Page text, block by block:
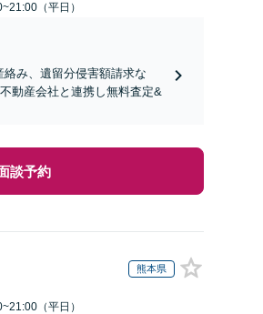
（平日）
み、遺留分侵害額請求な
動産会社と連携し無料査定&
談予約
熊本県
（平日）